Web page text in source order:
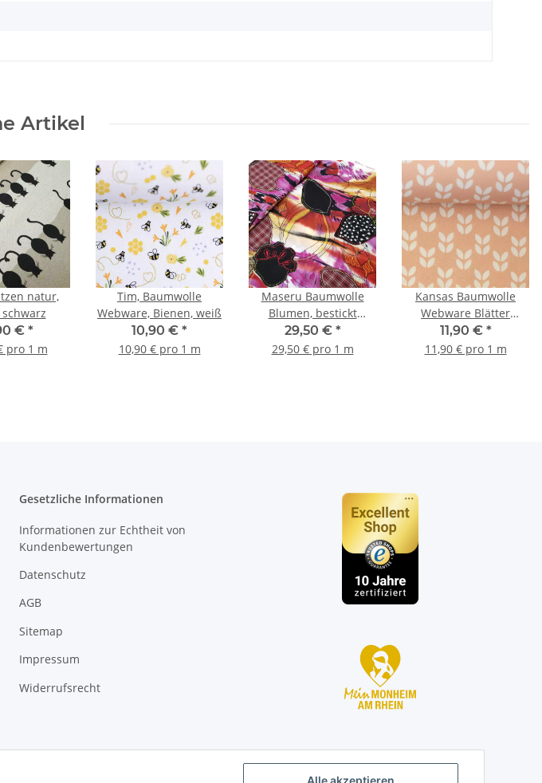
Alle akzeptieren
Artikel
€ *
pro 1 m
Tim, Baumwolle
Webware, Bienen, weiß
10,90 € *
10,90 € pro 1 m
Maseru Baumwolle
Blumen, bestickt
schwarz, orange, pink
29,50 € *
29,50 € pro 1 m
Kansas Baumwolle
Webware Blätter
naturweiß/apricot
11,90 € *
11,90 € pro 1 m
Gesetzliche Informationen
Informationen zur Echtheit von
Kundenbewertungen
Datenschutz
AGB
Sitemap
Impressum
Widerrufsrecht